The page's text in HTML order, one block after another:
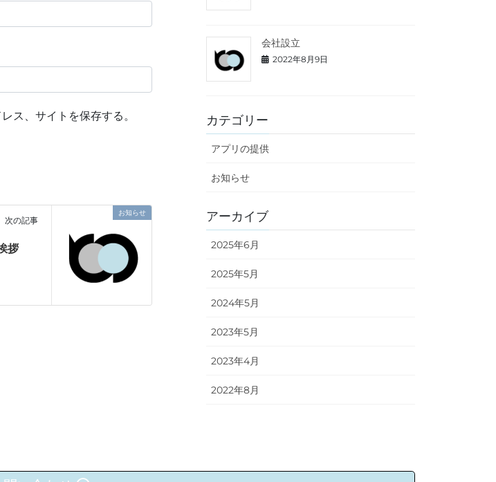
ス、サイトを保存する。
お知らせ
次の記事
拶
会社設立
2022年8月9日
カテゴリー
アプリの提供
お知らせ
アーカイブ
2025年6月
2025年5月
2024年5月
2023年5月
2023年4月
2022年8月